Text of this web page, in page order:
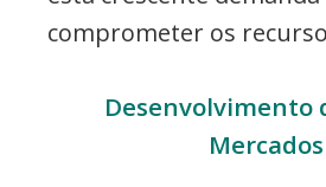
comprometer os
Desenvolvimento
Mercados